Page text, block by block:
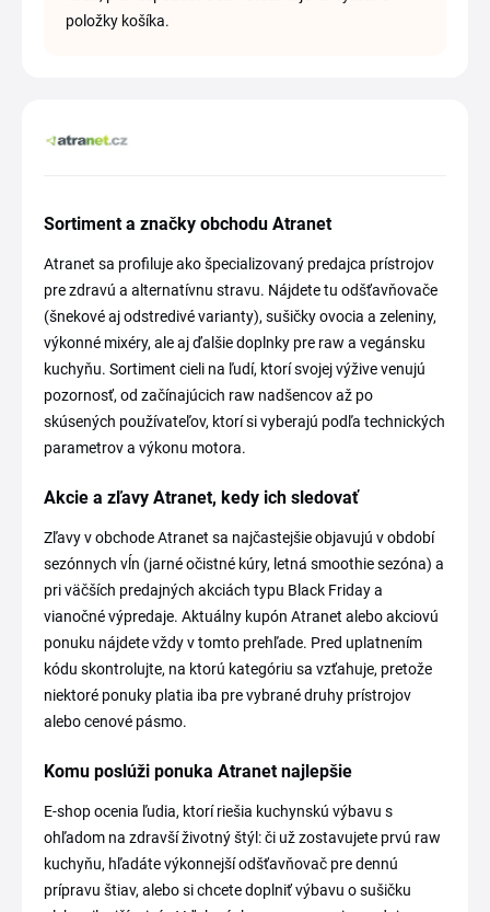
položky košíka.
Sortiment a značky obchodu Atranet
Atranet sa profiluje ako špecializovaný predajca prístrojov
pre zdravú a alternatívnu stravu. Nájdete tu odšťavňovače
(šnekové aj odstredivé varianty), sušičky ovocia a zeleniny,
výkonné mixéry, ale aj ďalšie doplnky pre raw a vegánsku
kuchyňu. Sortiment cieli na ľudí, ktorí svojej výžive venujú
pozornosť, od začínajúcich raw nadšencov až po
skúsených používateľov, ktorí si vyberajú podľa technických
parametrov a výkonu motora.
Akcie a zľavy Atranet, kedy ich sledovať
Zľavy v obchode Atranet sa najčastejšie objavujú v období
sezónnych vĺn (jarné očistné kúry, letná smoothie sezóna) a
pri väčších predajných akciách typu Black Friday a
vianočné výpredaje. Aktuálny kupón Atranet alebo akciovú
ponuku nájdete vždy v tomto prehľade. Pred uplatnením
kódu skontrolujte, na ktorú kategóriu sa vzťahuje, pretože
niektoré ponuky platia iba pre vybrané druhy prístrojov
alebo cenové pásmo.
Komu poslúži ponuka Atranet najlepšie
E-shop ocenia ľudia, ktorí riešia kuchynskú výbavu s
ohľadom na zdravší životný štýl: či už zostavujete prvú raw
kuchyňu, hľadáte výkonnejší odšťavňovač pre dennú
prípravu štiav, alebo si chcete doplniť výbavu o sušičku